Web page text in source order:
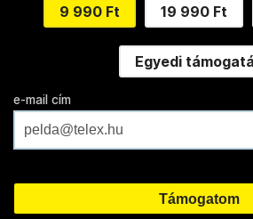
9 990 Ft 19 990 Ft
Egyedi
e-mail cím